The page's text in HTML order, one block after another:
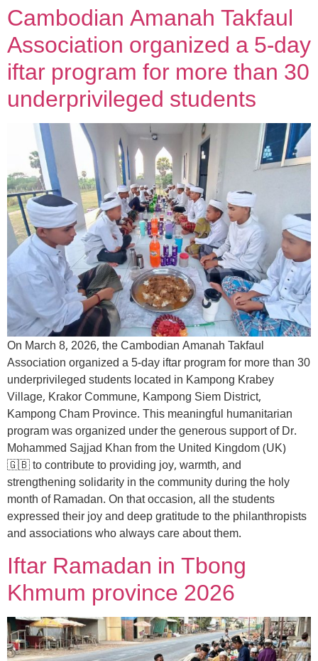
Cambodian Amanah Takfaul
Association organized a 5-day
iftar program for more than 30
underprivileged students
On March 8, 2026, the Cambodian Amanah Takfaul
Association organized a 5-day iftar program for more than 30
underprivileged students located in Kampong Krabey
Village, Krakor Commune, Kampong Siem District,
Kampong Cham Province. This meaningful humanitarian
program was organized under the generous support of Dr.
Mohammed Sajjad Khan from the United Kingdom (UK)
🇬🇧 to contribute to providing joy, warmth, and
strengthening solidarity in the community during the holy
month of Ramadan. On that occasion, all the students
expressed their joy and deep gratitude to the philanthropists
and associations who always care about them.
Iftar Ramadan in Tbong
Khmum province 2026